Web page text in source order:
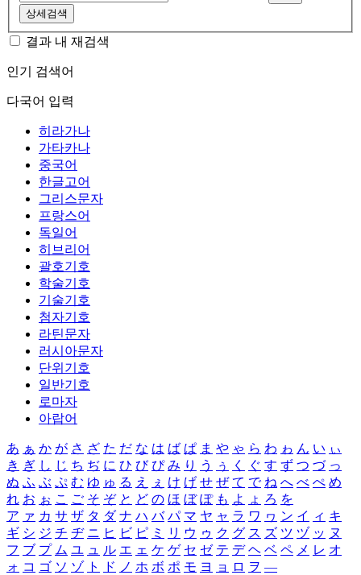
상세검색
결과 내 재검색
인기 검색어
다국어 입력
히라가나
가타카나
중국어
한글고어
그리스문자
프랑스어
독일어
히브리어
괄호기호
학술기호
기술기호
첨자기호
라틴문자
러시아문자
단위기호
일반기호
로마자
아랍어
あ ぁ か が さ ざ た だ な は ば ぱ ま や ゃ ら わ ゎ ん い ぃ
き ぎ し じ ち ぢ に ひ び ぴ み り う ぅ く ぐ す ず つ づ っ
ぬ ふ ぶ ぷ む ゆ ゅ る え ぇ け げ せ ぜ て で ね へ べ ぺ め
れ お ぉ こ ご そ ぞ と ど の ほ ぼ ぽ も よ ょ ろ を
ア ァ カ サ ザ タ ダ ナ ハ バ パ マ ヤ ャ ラ ワ ヮ ン イ ィ キ
ギ シ ジ チ ヂ ニ ヒ ビ ピ ミ リ ウ ゥ ク グ ス ズ ツ ヅ ッ ヌ
フ ブ プ ム ユ ュ ル エ ェ ケ ゲ セ ゼ テ デ ヘ ベ ペ メ レ オ
ォ コ ゴ ソ ゾ ト ド ノ ホ ボ ポ モ ヨ ョ ロ ヲ ―